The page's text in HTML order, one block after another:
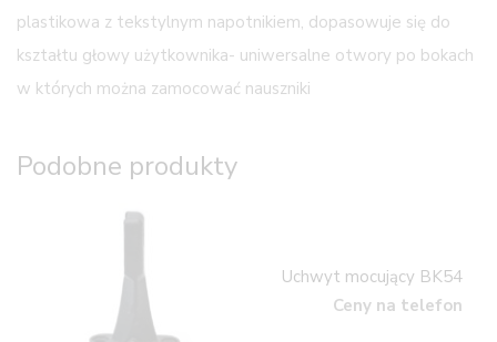
plastikowa z tekstylnym napotnikiem, dopasowuje się do
kształtu głowy użytkownika- uniwersalne otwory po bokach
w których można zamocować nauszniki
Podobne produkty
Uchwyt mocujący BK54
Ceny na telefon